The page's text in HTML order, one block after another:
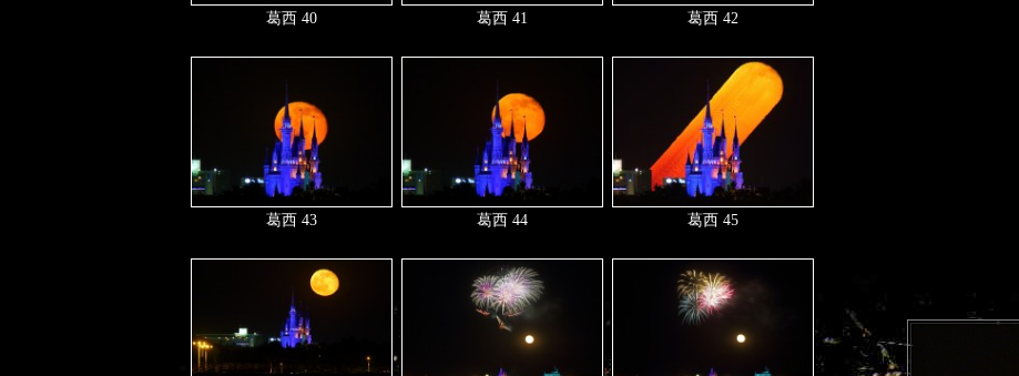
葛西 40 葛西 41 葛西 42
葛西 43 葛西 44 葛西 45